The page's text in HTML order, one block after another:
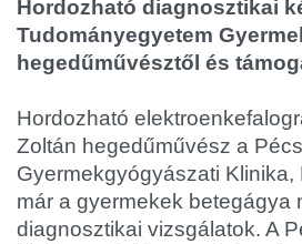
Hordozható diagnosztikai
Tudományegyetem
hegedűművésztől és
Hordozható
Zoltán hegedűművész a
Gyermekgyógyászati
már a gyermekek betegágya
diagnosztikai vizsgálatok. A